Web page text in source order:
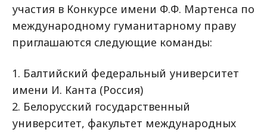
участия в Конкурсе имени Ф.Ф. Мартенса по
международному гуманитарному праву
приглашаются следующие команды:
1. Балтийский федеральный университет
имени И. Канта (Россия)
2. Белорусский государственный
университет, факультет международных